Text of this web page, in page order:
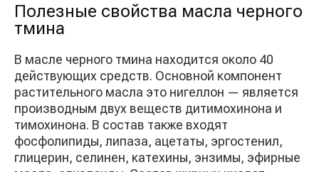
Полезные свойства масла черного
тмина
В масле черного тмина находится около 40
действующих средств. Основной компонент
растительного масла это нигеллон — является
производным двух веществ дитимохинона и
тимохинона. В состав также входят
фосфолипиды, липаза, ацетаты, эргостенил,
глицерин, селинен, катехины, энзимы, эфирные